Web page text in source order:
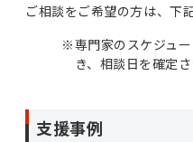
ご相談をご希望の方は、下
※専門家のスケジュ
き、相談日を確定さ
支援事例